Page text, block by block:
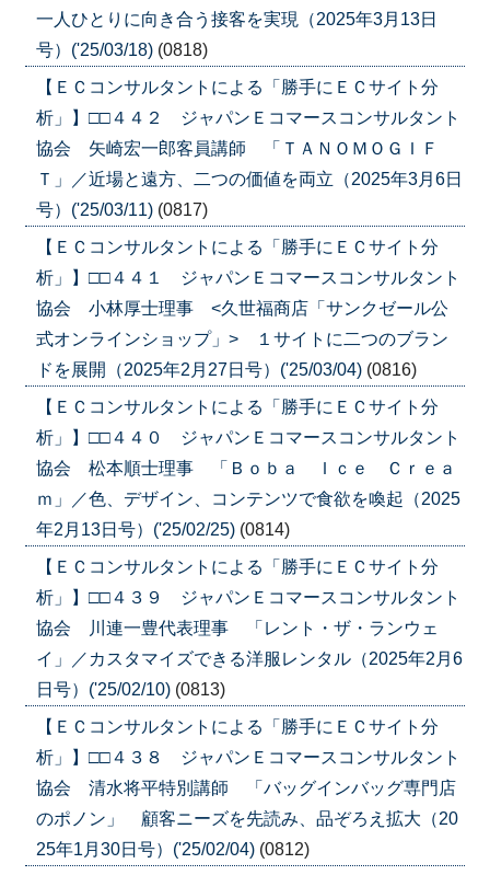
一人ひとりに向き合う接客を実現（2025年3月13日
号）('25/03/18) (0818)
【ＥＣコンサルタントによる「勝手にＥＣサイト分
析」】□□４４２ ジャパンＥコマースコンサルタント
協会 矢崎宏一郎客員講師 「ＴＡＮＯＭＯＧＩＦ
Ｔ」／近場と遠方、二つの価値を両立（2025年3月6日
号）('25/03/11) (0817)
【ＥＣコンサルタントによる「勝手にＥＣサイト分
析」】□□４４１ ジャパンＥコマースコンサルタント
協会 小林厚士理事 <久世福商店「サンクゼール公
式オンラインショップ」> １サイトに二つのブラン
ドを展開（2025年2月27日号）('25/03/04) (0816)
【ＥＣコンサルタントによる「勝手にＥＣサイト分
析」】□□４４０ ジャパンＥコマースコンサルタント
協会 松本順士理事 「Ｂｏｂａ Ｉｃｅ Ｃｒｅａ
ｍ」／色、デザイン、コンテンツで食欲を喚起（2025
年2月13日号）('25/02/25) (0814)
【ＥＣコンサルタントによる「勝手にＥＣサイト分
析」】□□４３９ ジャパンＥコマースコンサルタント
協会 川連一豊代表理事 「レント・ザ・ランウェ
イ」／カスタマイズできる洋服レンタル（2025年2月6
日号）('25/02/10) (0813)
【ＥＣコンサルタントによる「勝手にＥＣサイト分
析」】□□４３８ ジャパンＥコマースコンサルタント
協会 清水将平特別講師 「バッグインバッグ専門店
のポノン」 顧客ニーズを先読み、品ぞろえ拡大（20
25年1月30日号）('25/02/04) (0812)